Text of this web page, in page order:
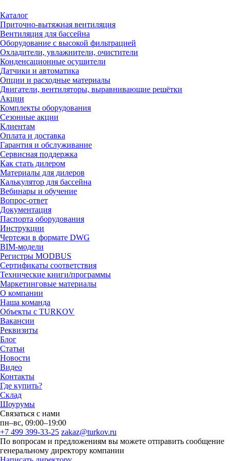
Каталог
Приточно-вытяжная вентиляция
Вентиляция для бассейна
Оборудование с высокой фильтрацией
Охладители, увлажнители, очистители
Конденсационные осушители
Датчики и автоматика
Опции и расходные материалы
Двигатели, вентиляторы, выравнивающие решётки
Акции
Комплекты оборудования
Сезонные акции
Клиентам
Оплата и доставка
Гарантия и обслуживание
Сервисная поддержка
Как стать дилером
Материалы для дилеров
Калькулятор для бассейна
Вебинары и обучение
Вопрос-ответ
Документация
Паспорта оборудования
Инструкции
Чертежи в формате DWG
BIM-модели
Регистры MODBUS
Сертификаты соответствия
Технические книги/программы
Маркетинговые материалы
О компании
Наша команда
Объекты с TURKOV
Вакансии
Реквизиты
Блог
Статьи
Новости
Видео
Контакты
Где купить?
Склад
Шоурумы
Связаться с нами
пн–вс, 09:00–19:00
+7 499 399-33-25 zakaz@turkov.ru
По вопросам и предложениям вы можете отправить сообщение
генеральному директору компании